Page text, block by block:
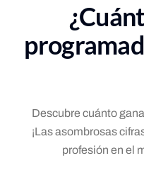
Descubre cuánto
¡Las asombrosas
profesión en el